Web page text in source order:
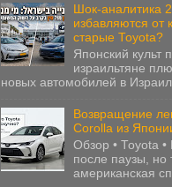
Шок-аналитика
избавляются от
старые Toyota?
Японский культ
израильтяне
новых автомобилей в
Возвращение
Corolla из
Обзор • Toyota
после паузы, но
американская